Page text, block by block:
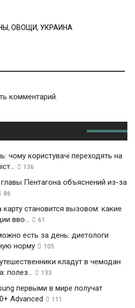
, ОВОЩИ, УКРАИНА
комментарий.
чому користувачі переходять на
136
Пентагона объяснений из-за
86
становится вызовом: какие
вво...
61
есть за день: диетологи
норму
105
кладут в чемодан
полез...
133
первыми в мире получат
Advanced
111